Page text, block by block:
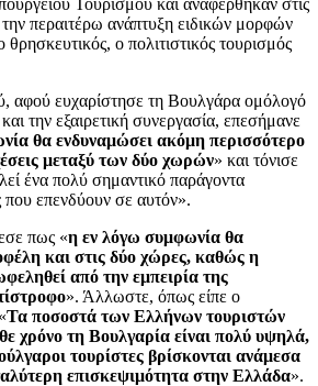
την περαιτέρω ανάπτυξη ειδικών μορφών
ο πολιτιστικός τουρισμός
αφού ευχαρίστησε τη Βουλγάρα ομόλογό
την εξαιρετική συνεργασία, επεσήμανε
θα ενδυναμώσει ακόμη περισσότερο
μεταξύ των δύο χωρών» και τόνισε
ένα πολύ σημαντικό παράγοντα
που επενδύουν σε αυτόν».
πως «η εν λόγω συμφωνία θα
και στις δύο χώρες, καθώς η
από την εμπειρία της
». Άλλωστε, όπως είπε ο
Τα ποσοστά των Ελλήνων τουριστών
χρόνο τη Βουλγαρία είναι πολύ υψηλά,
τουρίστες βρίσκονται ανάμεσα
επισκεψιμότητα στην Ελλάδα».